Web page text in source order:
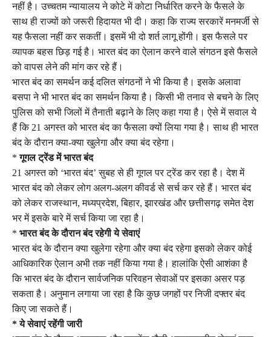
नहीं है। उच्चतम न्यायालय ने कोटे में कोटा निर्धारित करने के फैसले के
साथ ही राज्यों को जरूरी हिदायत भी दी। कहा कि राज्य सरकारें मनमर्जी से
यह फैसला नहीं कर सकतीं। इसमें भी दो शर्त लागू होंगी। इस फैसले पर
व्यापक बहस छिड़ गई है। भारत बंद का ऐलान करने वाले संगठन इसे फैसले
को वापस लेने की मांग कर रहे हैं।
भारत बंद का समर्थन कई दलित संगठनों ने भी किया है। इसके अलावा
बसपा ने भी भारत बंद का समर्थन किया है। किसी भी तनाव से बचने के लिए
पुलिस को सभी जिलों में तैनाती बढ़ाने के लिए कहा गया है। ऐसे में सवाल ये
हैं कि 21 अगस्त को भारत बंद का फैसला क्यों लिया गया है। साथ ही भारत
बंद के दौरान क्‍या-क्‍या खुलेगा और क्या बंद रहेगा।
*गूगल ट्रेंड में भारत बंद
21 अगस्‍त को ‘भारत बंद’ सुबह से ही गूगल पर ट्रेंड कर रहा है। देश में
भारत बंद को लेकर लोग अलग-अलग कीवर्ड से सर्च कर रहे हैं। भारत बंद
को लेकर राजस्‍थान, मध्‍यप्रदेश, बिहार, झारखंड और छत्तीसगढ़ समेत देश
भर में इसके बारे में सर्च किया जा रहा है।
* भारत बंद के दौरान बंद रहेगी ये सेवाएं
भारत बंद के दौरान क्या खुलेगा रहेगा और क्या बंद रहेगा इसको लेकर कोई
आधिकारिक ऐलान अभी तक नहीं किया गया है। हालांकि ऐसी आशंका है
कि भारत बंद के दौरान सार्वजनिक परिवहन सेवाओं पर इसका असर पड़
सकता है। अनुमान लगाया जा रहा है कि कुछ जगहों पर निजी दफ्तर बंद
किए जा सकते हैं।
* ये सेवाएं रहेंगी जारी